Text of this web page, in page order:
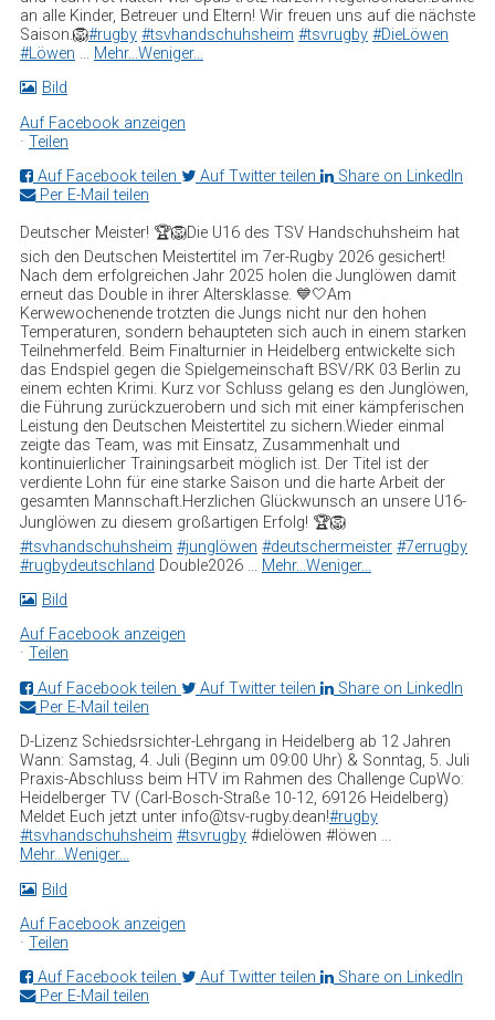
an alle Kinder, Betreuer und Eltern! Wir freuen uns auf die nächste
Saison.🦁#rugby #tsvhandschuhsheim #tsvrugby #DieLöwen
#Löwen ... Mehr...Weniger...
Bild
Auf Facebook anzeigen
· Teilen
Auf Facebook teilen
Auf Twitter teilen
Share on LinkedIn
Per E-Mail teilen
Deutscher Meister! 🏆🦁Die U16 des TSV Handschuhsheim hat
sich den Deutschen Meistertitel im 7er-Rugby 2026 gesichert!
Nach dem erfolgreichen Jahr 2025 holen die Junglöwen damit
erneut das Double in ihrer Altersklasse. 💙🤍Am
Kerwewochenende trotzten die Jungs nicht nur den hohen
Temperaturen, sondern behaupteten sich auch in einem starken
Teilnehmerfeld. Beim Finalturnier in Heidelberg entwickelte sich
das Endspiel gegen die Spielgemeinschaft BSV/RK 03 Berlin zu
einem echten Krimi. Kurz vor Schluss gelang es den Junglöwen,
die Führung zurückzuerobern und sich mit einer kämpferischen
Leistung den Deutschen Meistertitel zu sichern.Wieder einmal
zeigte das Team, was mit Einsatz, Zusammenhalt und
kontinuierlicher Trainingsarbeit möglich ist. Der Titel ist der
verdiente Lohn für eine starke Saison und die harte Arbeit der
gesamten Mannschaft.Herzlichen Glückwunsch an unsere U16-
Junglöwen zu diesem großartigen Erfolg! 🏆🦁
#tsvhandschuhsheim #junglöwen #deutschermeister #7errugby
#rugbydeutschland Double2026 ... Mehr...Weniger...
Bild
Auf Facebook anzeigen
· Teilen
Auf Facebook teilen
Auf Twitter teilen
Share on LinkedIn
Per E-Mail teilen
D-Lizenz Schiedsrsichter-Lehrgang in Heidelberg ab 12 Jahren
Wann: Samstag, 4. Juli (Beginn um 09:00 Uhr) & Sonntag, 5. Juli
Praxis-Abschluss beim HTV im Rahmen des Challenge CupWo:
Heidelberger TV (Carl-Bosch-Straße 10-12, 69126 Heidelberg)
Meldet Euch jetzt unter info@tsv-rugby.dean!#rugby
#tsvhandschuhsheim #tsvrugby #dielöwen #löwen ...
Mehr...Weniger...
Bild
Auf Facebook anzeigen
· Teilen
Auf Facebook teilen
Auf Twitter teilen
Share on LinkedIn
Per E-Mail teilen